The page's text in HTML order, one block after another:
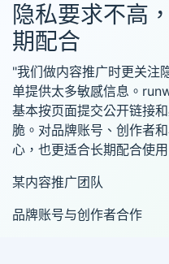
隐私要求不高
期配合
"我们做内容推广时更关注
单提供太多敏感信息。
基本按页面提交公开链接
脆。对品牌账号、创作者
心，也更适合长期配合使
某内容推广团队
品牌账号与创作者合作